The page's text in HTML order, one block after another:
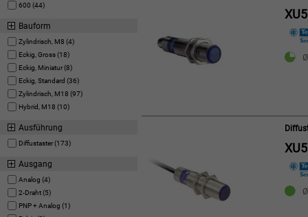
600 (44)
Bauform
Zylindrisch, M8 (4)
Eckig, Gross (18)
Eckig, Miniatur (8)
Eckig, Standard (36)
Zylindrisch, M18 (97)
Hybrid, M18 (10)
Ausführung
Diffustaster (173)
Ausgang
Analog (4)
2-Draht (5)
PNP + Analog (1)